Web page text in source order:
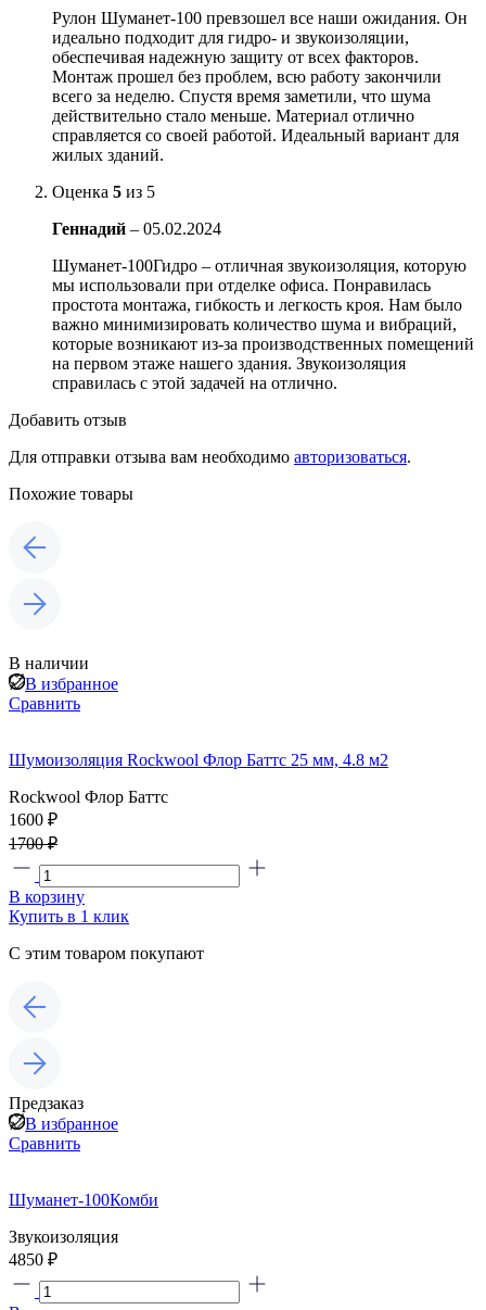
Рулон Шуманет-100 превзошел все наши ожидания. Он
идеально подходит для гидро- и звукоизоляции,
обеспечивая надежную защиту от всех факторов.
Монтаж прошел без проблем, всю работу закончили
всего за неделю. Спустя время заметили, что шума
действительно стало меньше. Материал отлично
справляется со своей работой. Идеальный вариант для
жилых зданий.
Оценка 5 из 5
Геннадий – 05.02.2024
Шуманет-100Гидро – отличная звукоизоляция, которую
мы использовали при отделке офиса. Понравилась
простота монтажа, гибкость и легкость кроя. Нам было
важно минимизировать количество шума и вибраций,
которые возникают из-за производственных помещений
на первом этаже нашего здания. Звукоизоляция
справилась с этой задачей на отлично.
Добавить отзыв
Для отправки отзыва вам необходимо авторизоваться.
Похожие товары
В наличии
В избранное
Сравнить
Шумоизоляция Rockwool Флор Баттс 25 мм, 4.8 м2
Rockwool Флор Баттс
1600 ₽
1700 ₽
В корзину
Купить в 1 клик
С этим товаром покупают
Предзаказ
В избранное
Сравнить
Шуманет-100Комби
Звукоизоляция
4850 ₽